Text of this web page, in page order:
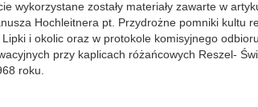
wykorzystane zostały materiały zawarte w
Hochleitnera pt. Przydrożne pomniki kultu
Lipki i okolic oraz w protokole komisyjnego
przy kaplicach różańcowych Reszel-
roku.